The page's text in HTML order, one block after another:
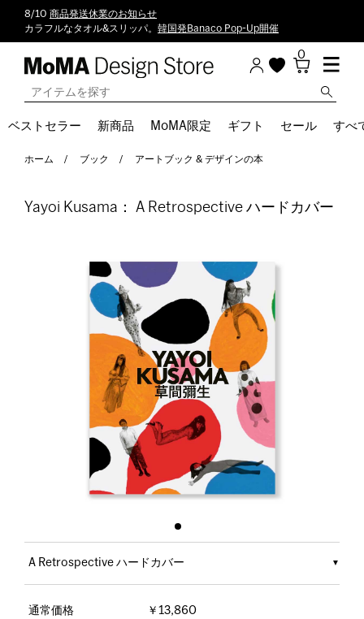
8/10 商品発送休業のお知らせ
カラフルなタオル&スリッパ。 韓国発Banaco Pop-Up開催
0
ベストセラー 新商品 MoMA限定 ギフト セール すべ
ホーム ブック アートブック & デザインの本
Yayoi Kusama： A Retrospective ハードカバー
A Retrospective ハードカバー
通常価格
￥13,860